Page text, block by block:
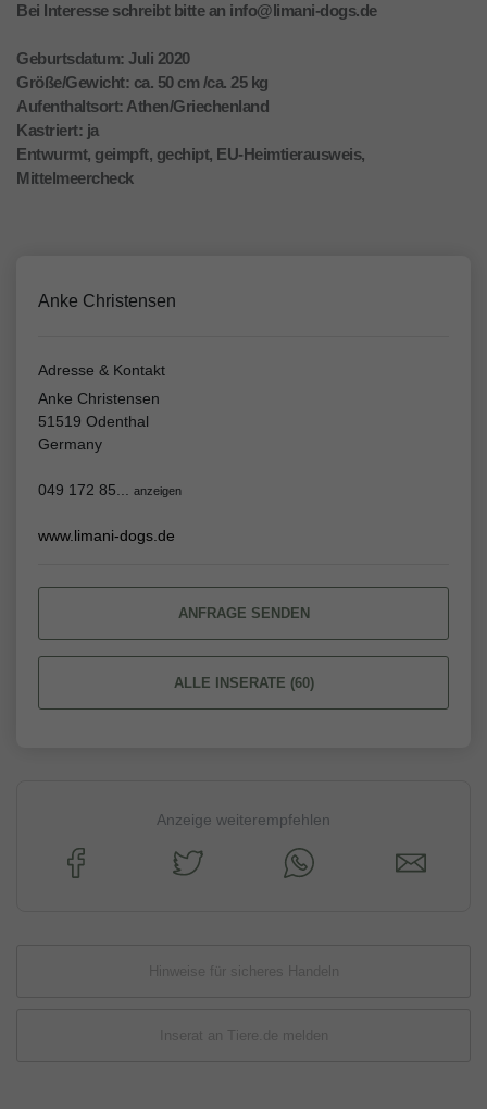
Bei Interesse schreibt bitte an info@limani-dogs.de
Geburtsdatum: Juli 2020
Größe/Gewicht: ca. 50 cm /ca. 25 kg
Aufenthaltsort: Athen/Griechenland
Kastriert: ja
Entwurmt, geimpft, gechipt, EU-Heimtierausweis,
Mittelmeercheck
Anke Christensen
Adresse & Kontakt
Anke Christensen
51519 Odenthal
Germany
049 172 85... anzeigen
www.limani-dogs.de
ANFRAGE SENDEN
ALLE INSERATE (60)
Anzeige weiterempfehlen
Hinweise für sicheres Handeln
Inserat an Tiere.de melden